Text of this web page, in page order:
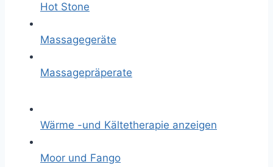
Hot Stone
Massagegeräte
Massagepräperate
Wärme -und Kältetherapie anzeigen
Moor und Fango